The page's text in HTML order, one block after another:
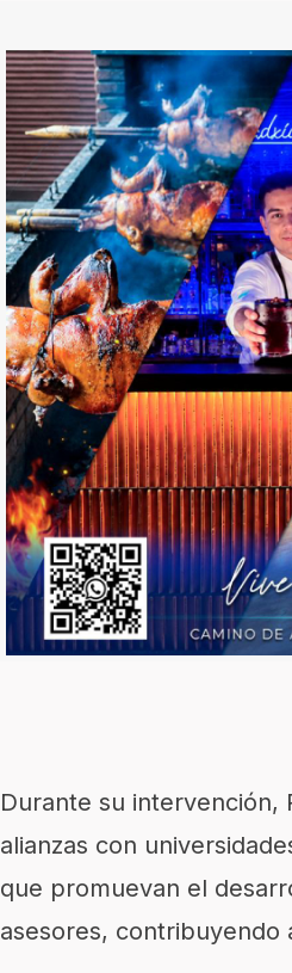
Durante su intervención,
alianzas con
que promuevan el
asesores, contribuyendo